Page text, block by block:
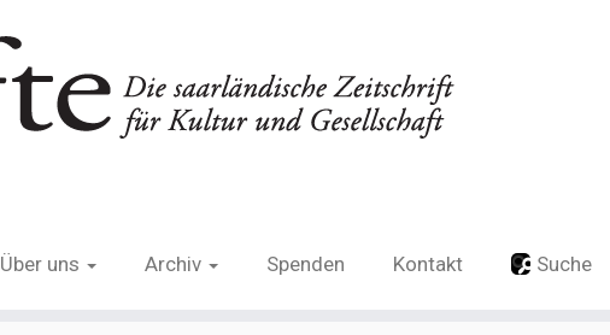
Über uns Archiv Spenden Kontakt Suche